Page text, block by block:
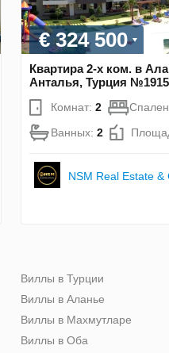
€ 324 500
Квартира 2-х ком. в
Анталья, Турция
Комнат: 2
Ванных: 2
NSM Real Estate &
Виллы в Турции
Виллы в Аланье
Виллы в Махмутларе
Виллы в Оба